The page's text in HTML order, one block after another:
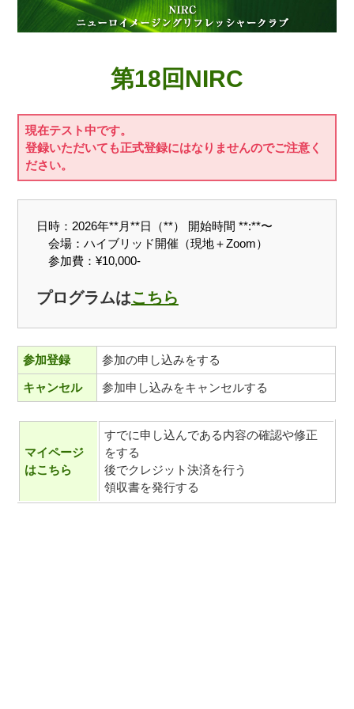
第18回NIRC
現在テスト中です。
登録いただいても正式登録にはなりませんのでご注意く
ださい。
日時：2026年**月**日（**） 開始時間 **:**〜
会場：ハイブリッド開催（現地＋Zoom）
参加費：¥10,000-
プログラムはこちら
参加登録 参加の申し込みをする
キャンセル 参加申し込みをキャンセルする
マイページ
はこちら
すでに申し込んである内容の確認や修正
をする
後でクレジット決済を行う
領収書を発行する